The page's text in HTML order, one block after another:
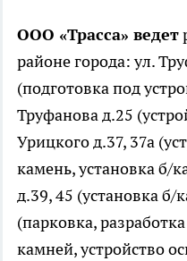
ООО «Трасса» ведет
районе города: ул.
(подготовка под
Труфанова д.25
Урицкого д.37, 37а
камень, установка б/
д.39, 45 (установка б/
(парковка,
камней, устройство